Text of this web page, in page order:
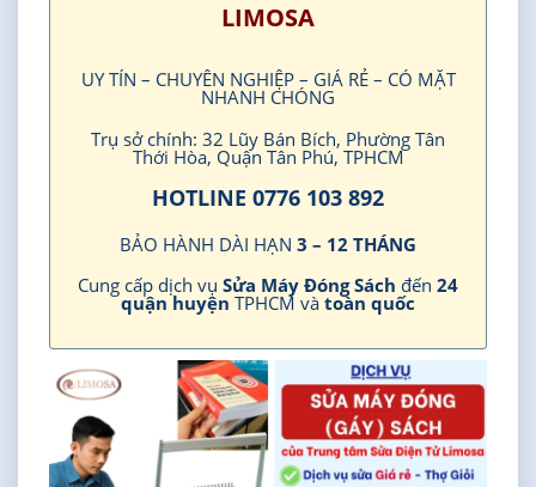
LIMOSA
UY TÍN – CHUYÊN NGHIỆP – GIÁ RẺ – CÓ MẶT
NHANH CHÓNG
Trụ sở chính: 32 Lũy Bán Bích, Phường Tân
Thới Hòa, Quận Tân Phú, TPHCM
HOTLINE 0776 103 892
BẢO HÀNH DÀI HẠN 3 – 12 THÁNG
Cung cấp dịch vụ Sửa Máy Đóng Sách đến 24
quận huyện TPHCM và toàn quốc